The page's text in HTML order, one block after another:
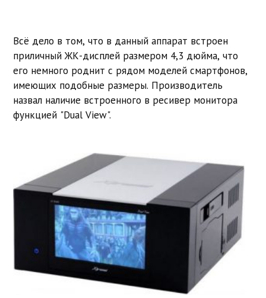
Всё дело в том, что в данный аппарат встроен
приличный ЖК-дисплей размером 4,3 дюйма, что
его немного роднит с рядом моделей смартфонов,
имеющих подобные размеры. Производитель
назвал наличие встроенного в ресивер монитора
функцией "Dual View".